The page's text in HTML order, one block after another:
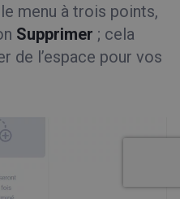
menu à trois points,
Supprimer ; cela
de l’espace pour vos